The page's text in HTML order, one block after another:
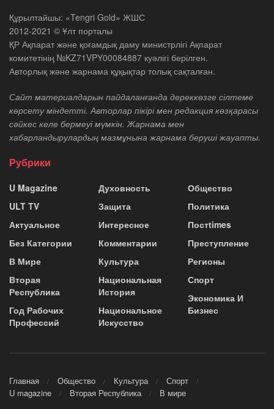
Құрылтайшы: «Tengri Gold» ЖШС
2012-2021 © Ұлт порталы
ҚР Ақпарат және қоғамдық даму министрлігі Ақпарат
комитетінің №KZ71VPY00084887 куәлігі берілген.
Авторлық және жарнама құқықтар толық сақталған.
Сайт материалдарын пайдаланғанда дереккөзге сілтеме
көрсету міндетті. Авторлар пікірі мен редакция көзқарасы
сәйкес келе бермеуі мүмкін. Жарнама мен
хабарландырулардың мазмұнына жарнама беруші жауапты.
Рубрики
U Magazine
ULT TV
Актуальное
Без Категории
В Мире
Вторая
Республика
Год Рабочих
Профессий
Духовность
Защита
Интересное
Комментарии
Культура
Национальная
История
Национальное
Искусство
Общество
Политика
Постtimes
Преступление
Регионы
Спорт
Экономика И
Бизнес
Главная Общество Культура
Спорт
U magazine
Вторая Республика В мире